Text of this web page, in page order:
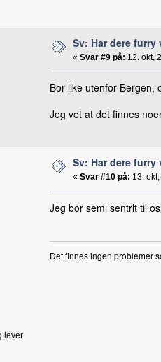
Sv: Har dere
« Svar #9 på: 12. okt,
Bor like utenfor Bergen,
Jeg vet at det finnes
lever
Sv: Har dere
« Svar #10 på: 13.
Jeg bor semi sentrlt til
Det finnes ingen problemer